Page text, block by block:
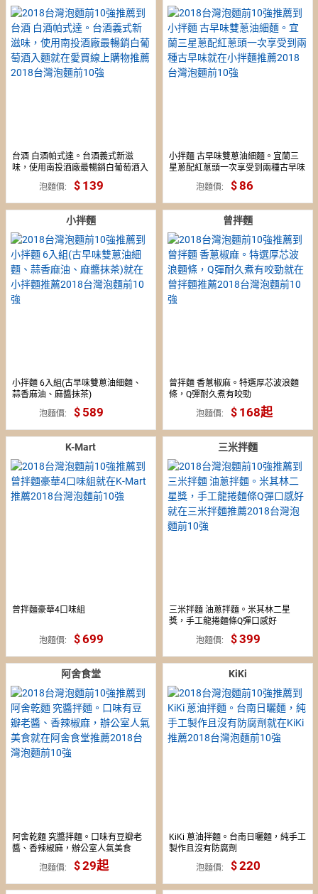
台酒 白酒帕式達。台酒義式新滋
味，使用南投酒廠最暢銷白葡萄酒入
泡麵價 139
小拌麵 古早味雙蔥油細麵。宜蘭三
星蔥配紅蔥頭一次享受到兩種古早味
泡麵價
86
小拌麵
小拌麵 6入組(古早味雙蔥油細麵、
蒜香麻油、麻醬抹茶)
泡麵價
589
曾拌麵
曾拌麵 香蔥椒麻。特選厚芯波浪麵
條，Q彈耐久煮有咬勁
泡麵價
168起
K-Mart
曾拌麵豪華4口味組
泡麵價 699
三米拌麵
三米拌麵 油蔥拌麵。米其林二星
獎，手工龍捲麵條Q彈口感好
泡麵價
399
阿舍食堂
阿舍乾麵 究醬拌麵。口味有豆瓣老
醬、香辣椒麻，辦公室人氣美食
泡麵價
29起
KiKi
KiKi 蔥油拌麵。台南日曬麵，純手工
製作且沒有防腐劑
泡麵價
220